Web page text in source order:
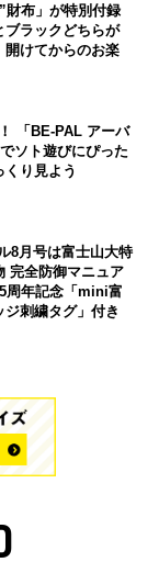
財布」が特別付録
ブラックどちらが
開けてからのお楽
「BE-PAL アーバ
ソト遊びにぴった
くり見よう
8月号は富士山大特
完全防御マニュア
年記念「mini富
刺繍タグ」付き